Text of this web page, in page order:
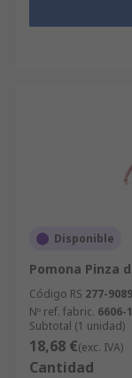
Disponible
Pomona Pinza
Código RS 277-9089
Nº ref. fabric. 6606-
Subtotal (1 unidad)
18,68 €(exc. IVA)
Cantidad